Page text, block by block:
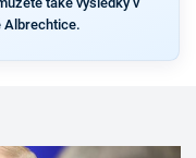
Albrechtice.